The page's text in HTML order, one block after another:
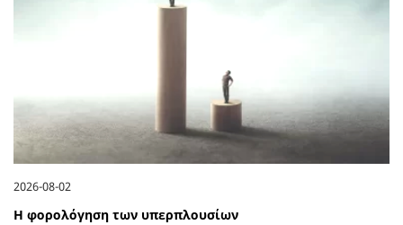
2026-08-02
Η φορολόγηση των υπερπλουσίων